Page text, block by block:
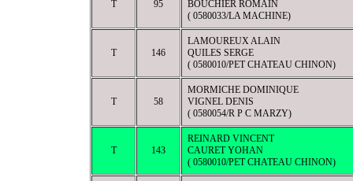
T 95
BOUCHIER ROMAIN
( 0580033/LA MACHINE)
T 146
LAMOUREUX ALAIN
QUILES SERGE
( 0580010/PET CHATEAU CHINON)
T 58
MORMICHE DOMINIQUE
VIGNEL DENIS
( 0580054/R P C MARZY)
T 143
REINARD VINCENT
CAURET YOHAN
( 0580010/PET CHATEAU CHINON)